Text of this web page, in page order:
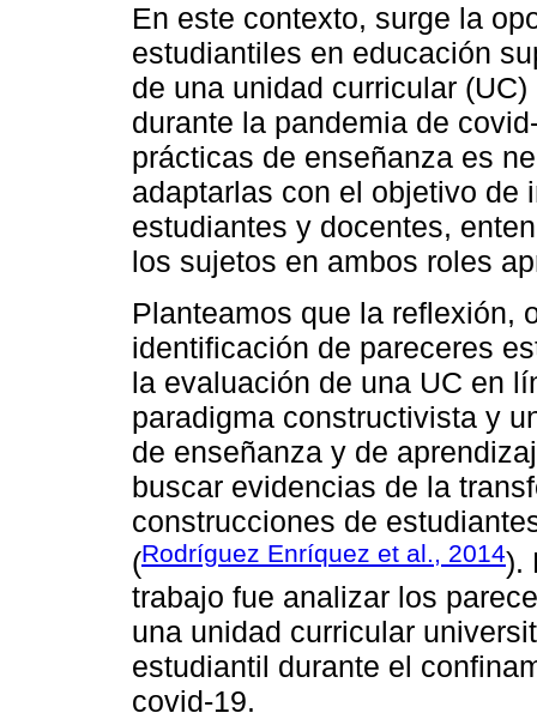
En este contexto, surge la
estudiantiles en educación
de una unidad curricular
durante la pandemia de
prácticas de enseñanza es
adaptarlas con el objetivo de
estudiantes y docentes,
los sujetos en ambos roles
Planteamos que la reflexión,
identificación de pareceres
la evaluación de una UC en
paradigma constructivista y
de enseñanza y de
buscar evidencias de la
construcciones de
(Rodríguez Enríquez et al., 2014).
trabajo fue analizar los
una unidad curricular
estudiantil durante el
covid-19.